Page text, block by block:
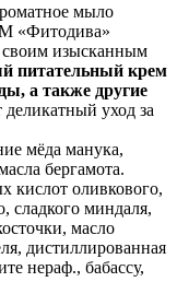
мыло
«Фитодива»
изысканным
питательный крем
а также другие
деликатный уход за
мёда манука,
бергамота.
кислот оливкового,
сладкого миндаля,
масло
дистиллированная
нераф., бабассу,